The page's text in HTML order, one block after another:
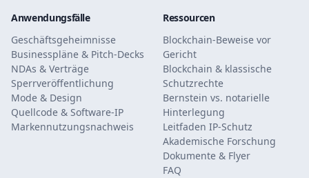
Anwendungsfälle
Geschäftsgeheimnisse
Businesspläne & Pitch-Decks
NDAs & Verträge
Sperrveröffentlichung
Mode & Design
Quellcode & Software-IP
Markennutzungsnachweis
Ressourcen
Blockchain-Beweise vor
Gericht
Blockchain & klassische
Schutzrechte
Bernstein vs. notarielle
Hinterlegung
Leitfaden IP-Schutz
Akademische Forschung
Dokumente & Flyer
FAQ